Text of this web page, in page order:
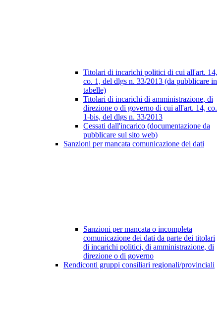
Titolari di incarichi politici di cui all'art. 14,
co. 1, del dlgs n. 33/2013 (da pubblicare in
tabelle)
Titolari di incarichi di amministrazione, di
direzione o di governo di cui all'art. 14, co.
1-bis, del dlgs n. 33/2013
Cessati dall'incarico (documentazione da
pubblicare sul sito web)
Sanzioni per mancata comunicazione dei dati
Sanzioni per mancata o incompleta
comunicazione dei dati da parte dei titolari
di incarichi politici, di amministrazione, di
direzione o di governo
Rendiconti gruppi consiliari regionali/provinciali